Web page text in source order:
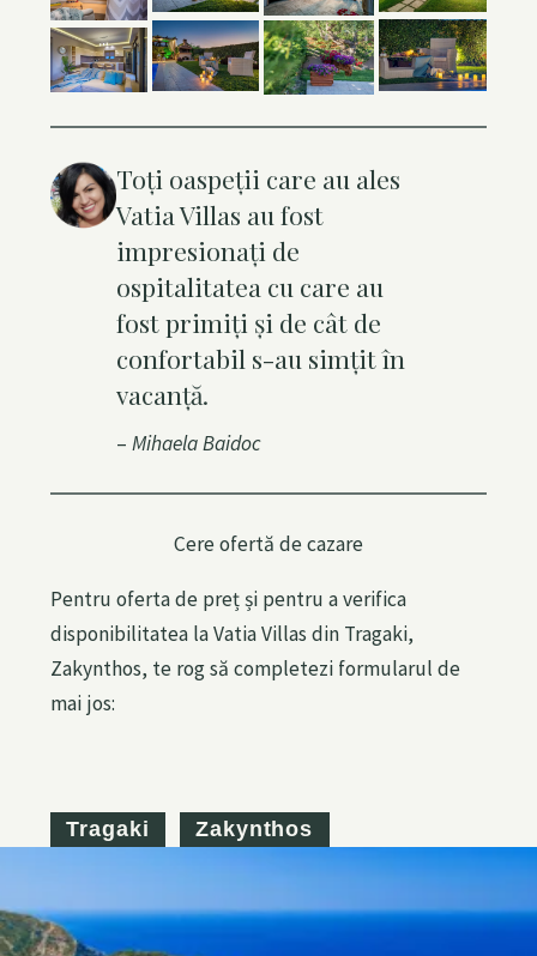
o
Toți oaspeții care au ales
Vatia Villas au fost
impresionați de
ospitalitatea cu care au
fost primiți și de cât de
confortabil s-au simțit în
vacanță.
– Mihaela Baidoc
Cere ofertă de cazare
Pentru oferta de preț și pentru a verifica
disponibilitatea la Vatia Villas din Tragaki,
Zakynthos, te rog să completezi formularul de
mai jos:
Tragaki Zakynthos